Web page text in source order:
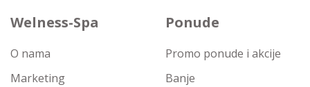
Welness-Spa
O nama
Marketing
Ponude
Promo ponude i akcije
Banje